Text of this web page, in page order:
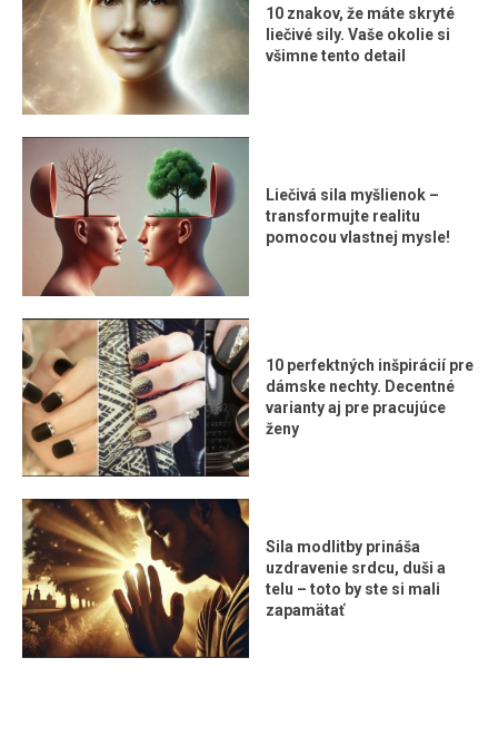
10 znakov, že máte skryté
liečivé sily. Vaše okolie si
všimne tento detail
Liečivá sila myšlienok –
transformujte realitu
pomocou vlastnej mysle!
10 perfektných inšpirácií pre
dámske nechty. Decentné
varianty aj pre pracujúce
ženy
Sila modlitby prináša
uzdravenie srdcu, duši a
telu – toto by ste si mali
zapamätať